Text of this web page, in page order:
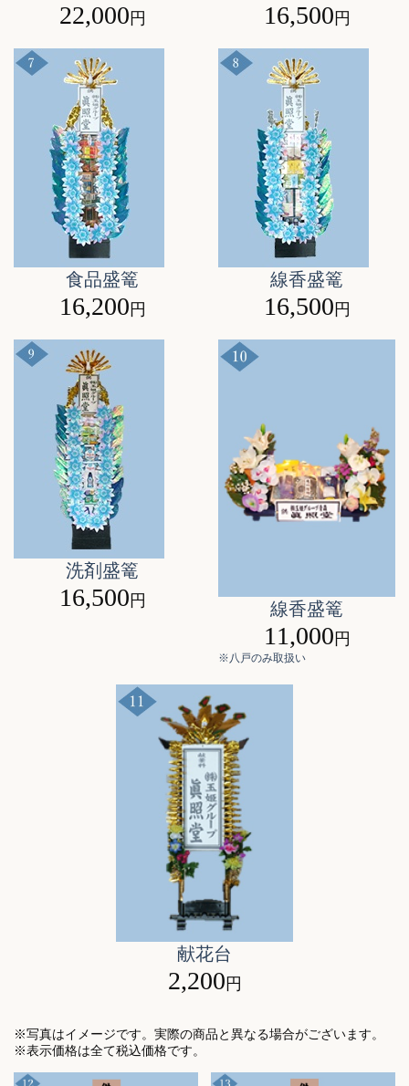
22,000 円 16,500 円
食品盛篭
16,200 円
線香盛篭
16,500 円
洗剤盛篭
16,500 円 線香盛篭
11,000 円
※八戸のみ取扱い
献花台
2,200 円
※写真はイメージです。実際の商品と異なる場合がございます。
※表示価格は全て税込価格です。